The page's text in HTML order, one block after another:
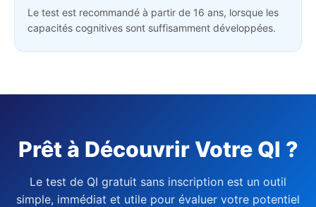
Le test est recommandé à partir de 16 ans, lorsque les
capacités cognitives sont suffisamment développées.
Prêt à Découvrir Votre QI ?
Le test de QI gratuit sans inscription est un outil
simple, immédiat et utile pour évaluer votre potentiel